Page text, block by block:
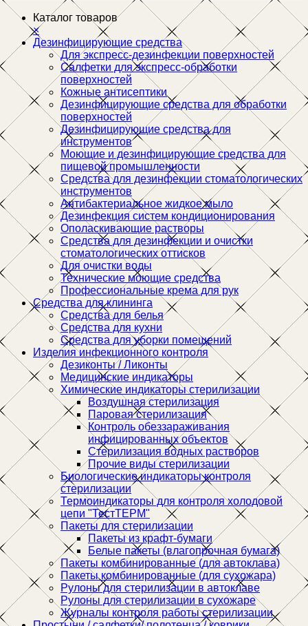
Каталог товаров
×
Дезинфицирующие средства
Для экспресс-дезинфекции поверхностей
Салфетки для экспресс-обработки
поверхностей
Кожные антисептики
Дезинфицирующие средства для обработки
поверхностей
Дезинфицирующие средства для
инструментов
Моющие и дезинфицирующие средства для
пищевой промышленности
Средства для дезинфекции стоматологических
инструментов
Антибактериальное жидкое мыло
Дезинфекция систем кондиционирования
Ополаскивающие растворы
Средства для дезинфекции и очистки
стоматологических оттисков
Для очистки воды
Технические моющие средства
Профессиональные крема для рук
Средства для клининга
Средства для белья
Средства для кухни
Средства для уборки помещений
Изделия инфекционного контроля
Дезиконты / Ликонты
Медицинские индикаторы
Химические индикаторы стерилизации
Воздушная стерилизация
Паровая стерилизация
Контроль обеззараживания
инфицированных объектов
Стерилизация водных растворов
Прочие виды стерилизации
Биологические индикаторы контроля
стерилизации
Термоиндикаторы для контроля холодовой
цепи "ТестТЕРМ"
Пакеты для стерилизации
Пакеты из крафт-бумаги
Белые пакеты (влагопрочная бумага)
Пакеты комбинированные (для автоклава)
Пакеты комбинированные (для сухожара)
Рулоны для стерилизации в автоклаве
Рулоны для стерилизации в сухожаре
Журналы контроля работы стерилизации